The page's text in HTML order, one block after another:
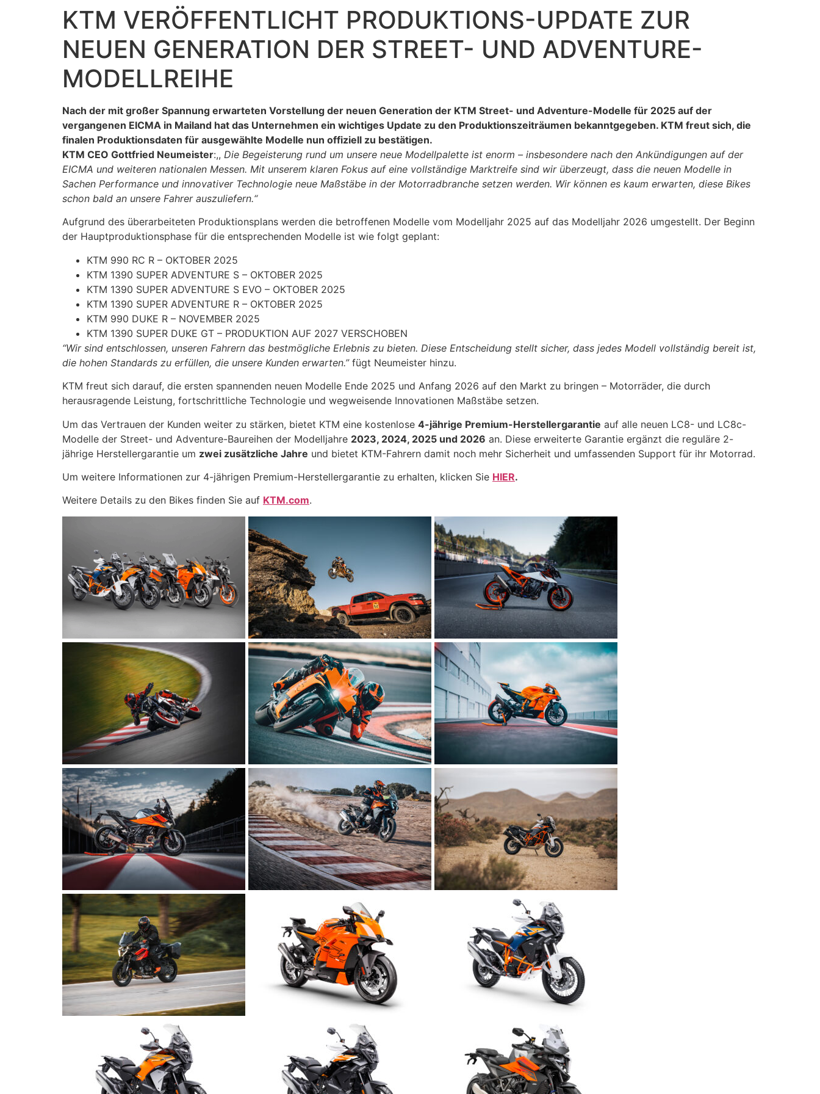
KTM VERÖFFENTLICHT PRODUKTIONS-UPDATE ZUR
NEUEN GENERATION DER STREET- UND ADVENTURE-
MODELLREIHE
Nach der mit großer Spannung erwarteten Vorstellung der neuen Generation der KTM Street- und Adventure-Modelle für 2025 auf der
vergangenen EICMA in Mailand hat das Unternehmen ein wichtiges Update zu den Produktionszeiträumen bekanntgegeben. KTM freut sich, die
finalen Produktionsdaten für ausgewählte Modelle nun offiziell zu bestätigen.
KTM CEO Gottfried Neumeister:,, Die Begeisterung rund um unsere neue Modellpalette ist enorm – insbesondere nach den Ankündigungen auf der
EICMA und weiteren nationalen Messen. Mit unserem klaren Fokus auf eine vollständige Marktreife sind wir überzeugt, dass die neuen Modelle in
Sachen Performance und innovativer Technologie neue Maßstäbe in der Motorradbranche setzen werden. Wir können es kaum erwarten, diese Bikes
schon bald an unsere Fahrer auszuliefern.“
Aufgrund des überarbeiteten Produktionsplans werden die betroffenen Modelle vom Modelljahr 2025 auf das Modelljahr 2026 umgestellt. Der Beginn
der Hauptproduktionsphase für die entsprechenden Modelle ist wie folgt geplant:
KTM 990 RC R – OKTOBER 2025
KTM 1390 SUPER ADVENTURE S – OKTOBER 2025
KTM 1390 SUPER ADVENTURE S EVO – OKTOBER 2025
KTM 1390 SUPER ADVENTURE R – OKTOBER 2025
KTM 990 DUKE R – NOVEMBER 2025
KTM 1390 SUPER DUKE GT – PRODUKTION AUF 2027 VERSCHOBEN
“Wir sind entschlossen, unseren Fahrern das bestmögliche Erlebnis zu bieten. Diese Entscheidung stellt sicher, dass jedes Modell vollständig bereit ist,
die hohen Standards zu erfüllen, die unsere Kunden erwarten.”fügt Neumeister hinzu.
KTM freut sich darauf, die ersten spannenden neuen Modelle Ende 2025 und Anfang 2026 auf den Markt zu bringen – Motorräder, die durch
herausragende Leistung, fortschrittliche Technologie und wegweisende Innovationen Maßstäbe setzen.
Um das Vertrauen der Kunden weiter zu stärken, bietet KTM eine kostenlose 4-jährige Premium-Herstellergarantie auf alle neuen LC8- und LC8c-
Modelle der Street- und Adventure-Baureihen der Modelljahre 2023, 2024, 2025 und 2026 an. Diese erweiterte Garantie ergänzt die reguläre 2-
jährige Herstellergarantie um zwei zusätzliche Jahre und bietet KTM-Fahrern damit noch mehr Sicherheit und umfassenden Support für ihr Motorrad.
Um weitere Informationen zur 4-jährigen Premium-Herstellergarantie zu erhalten, klicken Sie HIER.
Weitere Details zu den Bikes finden Sie auf KTM.com.